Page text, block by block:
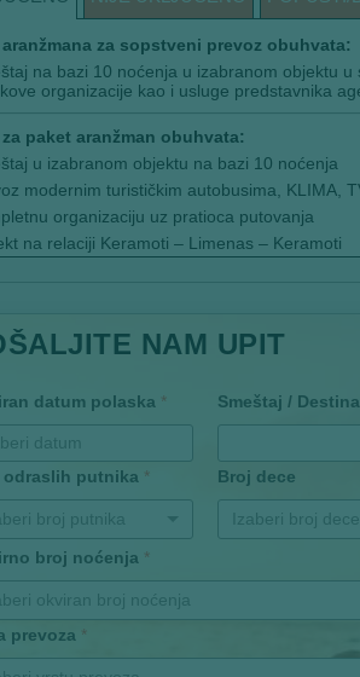
aranžmana za sopstveni prevoz obuhvata:
na bazi 10 noćenja u izabranom objektu u
organizacije kao i usluge predstavnika
za paket aranžman obuhvata:
u izabranom objektu na bazi 10 noćenja
modernim turističkim autobusima, KLIMA,
organizaciju uz pratioca putovanja
na relaciji Keramoti – Limenas – Keramoti
NAM UPIT
datum polaska * Smeštaj /
odraslih putnika *
broj putnika
Broj dece
Izaberi broj dece
broj noćenja *
okviran broj noćenja
prevoza *